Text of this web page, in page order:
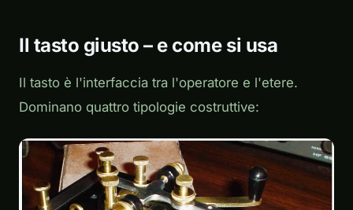
Il tasto giusto – e come si usa
Il tasto è l'interfaccia tra l'operatore e l'etere.
Dominano quattro tipologie costruttive: